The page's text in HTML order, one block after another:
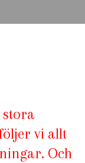
vi allt
Och